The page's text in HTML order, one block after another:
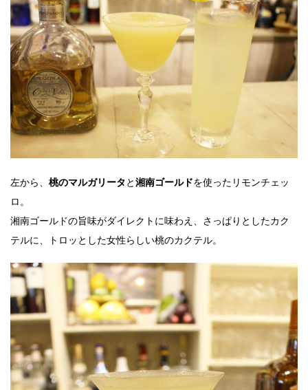
左から、 桃のマルガリータ と湘南ゴールドを使ったリモンチェッ
ロ。
湘南ゴールドの旨味がダイレクトに味わえ、さっぱりとしたカク
テルに、トロッとした女性らしい桃のカクテル。